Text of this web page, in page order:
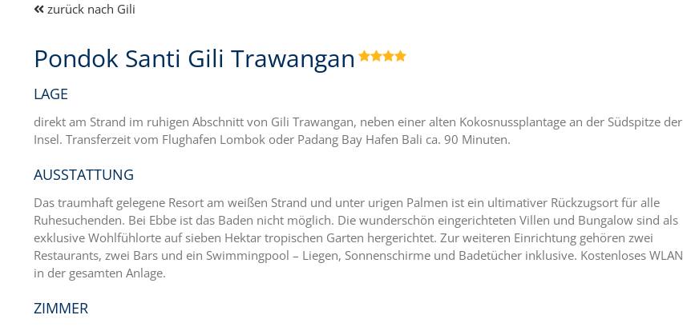
zurück nach Gili
Pondok Santi Gili Trawangan 
LAGE
direkt am Strand im ruhigen Abschnitt von Gili Trawangan, neben einer alten Kokosnussplantage an der Südspitze der
Insel. Transferzeit vom Flughafen Lombok oder Padang Bay Hafen Bali ca. 90 Minuten.
AUSSTATTUNG
Das traumhaft gelegene Resort am weißen Strand und unter urigen Palmen ist ein ultimativer Rückzugsort für alle
Ruhesuchenden. Bei Ebbe ist das Baden nicht möglich. Die wunderschön eingerichteten Villen und Bungalow sind als
exklusive Wohlfühlorte auf sieben Hektar tropischen Garten hergerichtet. Zur weiteren Einrichtung gehören zwei
Restaurants, zwei Bars und ein Swimmingpool – Liegen, Sonnenschirme und Badetücher inklusive. Kostenloses WLAN
in der gesamten Anlage.
ZIMMER